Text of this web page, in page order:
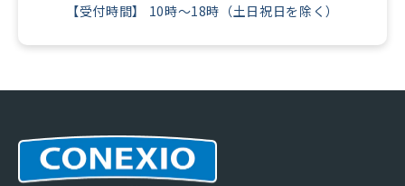
【受付時間】 10時～18時（土日祝日を除く）